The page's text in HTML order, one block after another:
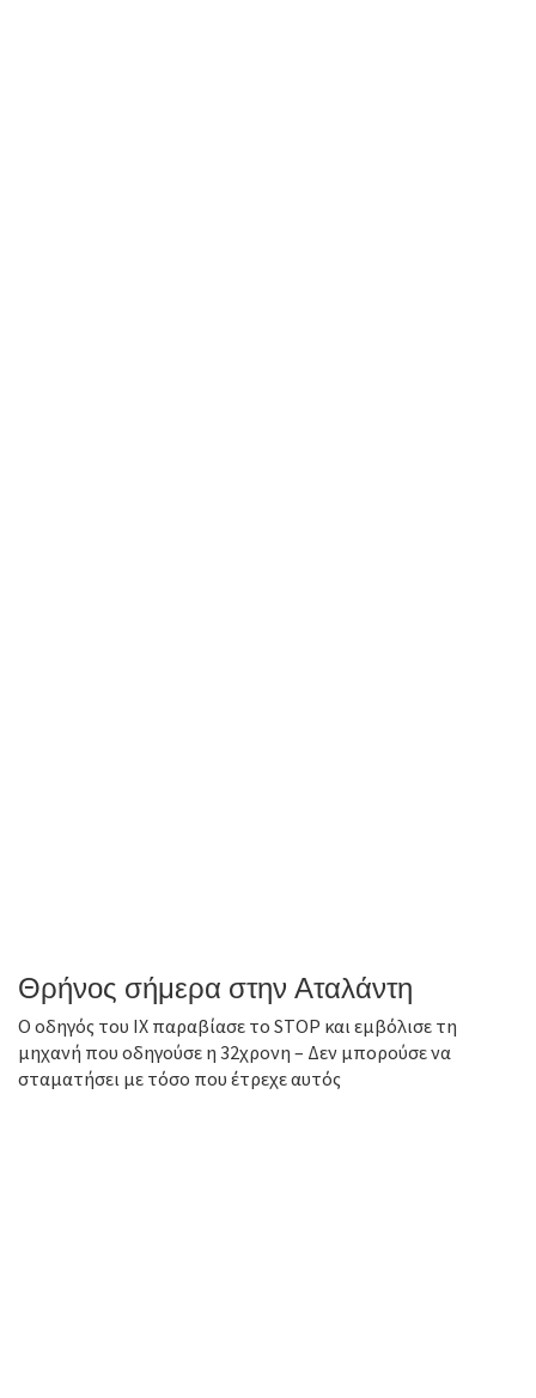
Θρήνος σήμερα στην Αταλάντη
Ο οδηγός του ΙΧ παραβίασε το STOP και εμβόλισε τη
μηχανή που οδηγούσε η 32χρονη – Δεν μπορούσε να
σταματήσει με τόσο που έτρεχε αυτός